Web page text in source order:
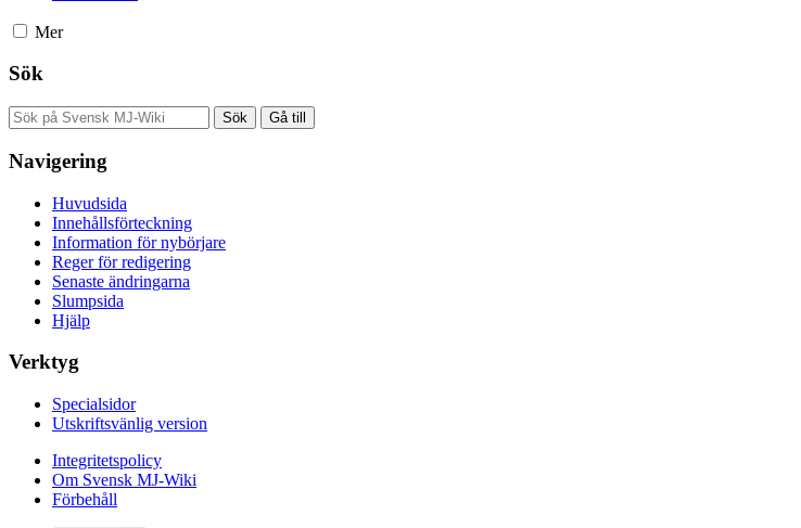
Mer
Sök
Navigering
Huvudsida
Innehållsförteckning
Information för nybörjare
Reger för redigering
Senaste ändringarna
Slumpsida
Hjälp
Verktyg
Specialsidor
Utskriftsvänlig version
Integritetspolicy
Om Svensk MJ-Wiki
Förbehåll